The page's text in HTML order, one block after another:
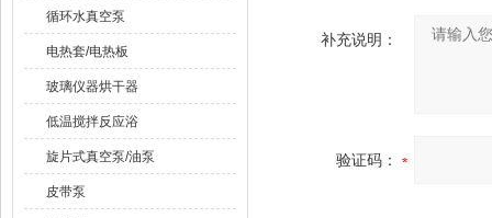
循环水真空泵
电热套/电热板
玻璃仪器烘干器
低温搅拌反应浴
旋片式真空泵/油泵
皮带泵
补充说明：
验证码：